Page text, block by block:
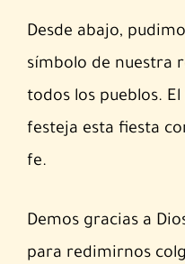
Desde abajo,
símbolo de nuestra
todos los pueblos.
festeja esta fiesta
fe.
Demos gracias a
para redimirnos